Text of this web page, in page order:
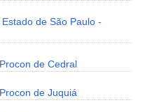
de São Paulo -
de Cedral
de Juquiá